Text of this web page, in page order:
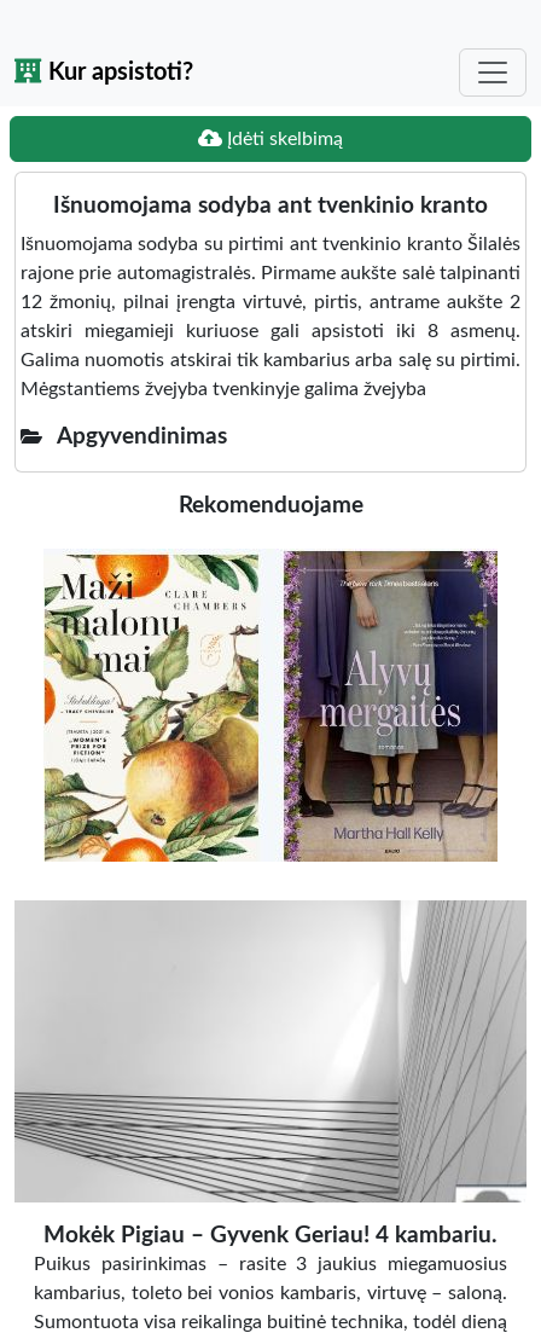
Kur apsistoti?
Įdėti skelbimą
Išnuomojama sodyba ant tvenkinio kranto
Išnuomojama sodyba su pirtimi ant tvenkinio kranto Šilalės
rajone prie automagistralės. Pirmame aukšte salė talpinanti
12 žmonių, pilnai įrengta virtuvė, pirtis, antrame aukšte 2
atskiri miegamieji kuriuose gali apsistoti iki 8 asmenų.
Galima nuomotis atskirai tik kambarius arba salę su pirtimi.
Mėgstantiems žvejyba tvenkinyje galima žvejyba
Apgyvendinimas
Rekomenduojame
Mokėk Pigiau – Gyvenk Geriau! 4 kambariu.
Puikus pasirinkimas – rasite 3 jaukius miegamuosius
kambarius, toleto bei vonios kambaris, virtuvę – saloną.
Sumontuota visa reikalinga buitinė technika, todėl dieną